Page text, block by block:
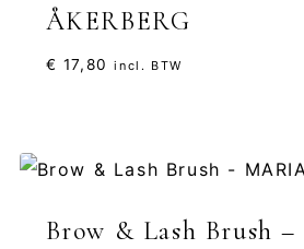
ÅKERBERG
€ 17,80 incl. BTW
Brow & Lash Brush